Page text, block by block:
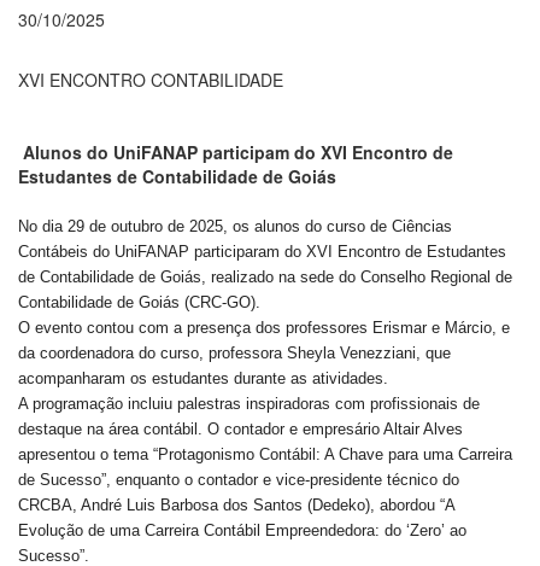
30/10/2025
XVI ENCONTRO CONTABILIDADE
Alunos do UniFANAP participam do XVI Encontro de
Estudantes de Contabilidade de Goiás
No dia 29 de outubro de 2025, os alunos do curso de Ciências
Contábeis do UniFANAP participaram do XVI Encontro de Estudantes
de Contabilidade de Goiás, realizado na sede do Conselho Regional de
Contabilidade de Goiás (CRC-GO).
O evento contou com a presença dos professores Erismar e Márcio, e
da coordenadora do curso, professora Sheyla Venezziani, que
acompanharam os estudantes durante as atividades.
A programação incluiu palestras inspiradoras com profissionais de
destaque na área contábil. O contador e empresário Altair Alves
apresentou o tema “Protagonismo Contábil: A Chave para uma Carreira
de Sucesso”, enquanto o contador e vice-presidente técnico do
CRCBA, André Luis Barbosa dos Santos (Dedeko), abordou “A
Evolução de uma Carreira Contábil Empreendedora: do ‘Zero’ ao
Sucesso”.